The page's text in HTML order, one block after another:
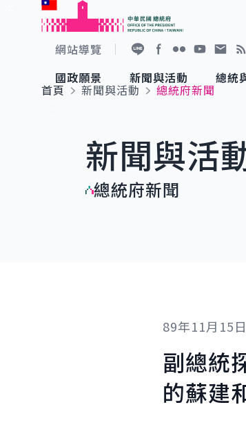
跳到主要內容
網站導覽
國政願景
國家氣候變遷對策委員會
重要談話
新聞與活動
總統府新聞
影音頻道
總統
賴清德總統
參觀資訊
首頁
新聞與活動
總統府新聞
新聞與活
總統府新聞
89年11月15日
副總統
的蘇建